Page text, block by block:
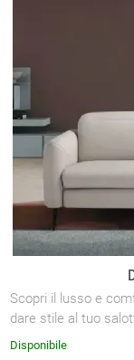
Scopri il lusso e
dare stile al tuo
Disponibile